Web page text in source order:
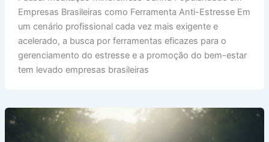
Meditação
Mindfulness
no
Brasil
para
Aliviar
Estresse
Empresas Brasileiras como Ferramenta Anti-Estresse Em
um cenário profissional cada vez mais exigente e
acelerado, a busca por ferramentas eficazes para o
gerenciamento do estresse e a promoção do bem-estar
tem levado empresas brasileiras